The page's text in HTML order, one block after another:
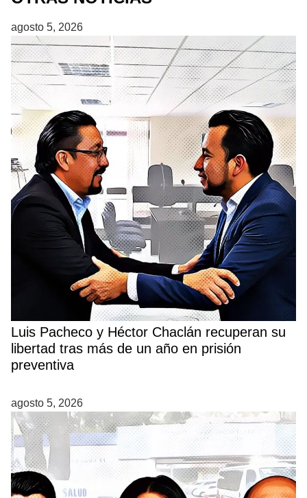
agosto 5, 2026
Luis Pacheco y Héctor Chaclán recuperan su
libertad tras más de un año en prisión
preventiva
agosto 5, 2026